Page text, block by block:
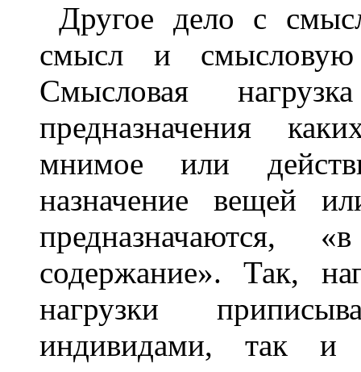
Другое дело с
смысл и
Смысловая
предназначения
мнимое или
назначение вещей
предназначаются,
содержание». Так,
нагрузки
индивидами, так и